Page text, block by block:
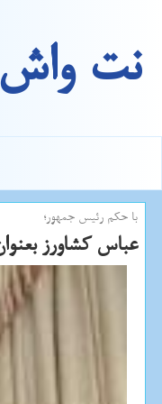
نت واش
با حكم رئیس جمهور؛
عباس كشاورز